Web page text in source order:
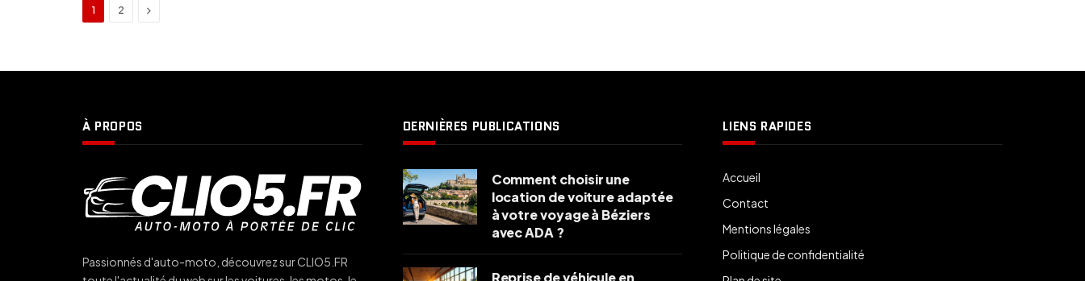
1 2 Next
À PROPOS
Passionnés d'auto-moto, découvrez sur CLIO5.FR
DERNIÈRES PUBLICATIONS
Comment choisir une
location de voiture adaptée
à votre voyage à Béziers
avec ADA ?
Reprise de véhicule en
LIENS RAPIDES
Accueil
Contact
Mentions légales
Politique de confidentialité